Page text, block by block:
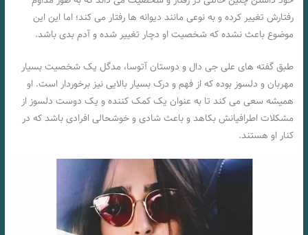
رفتارش تغییر کرده و به نوعی مانند دیوانه ها رفتار می کند؛ اما این این
موضوع باعث نشده که شخصیت او دچار تغییر شده و آدم بدی باشد.
طبق گفته های علی جی دال و دوستان آتوسا، مدگل یک شخصیت بسیار
مهربان و دلسوز بوده که از فهم و درک بسیار بالایی نیز برخوردار است. او
همیشه سعی می کند تا به عنوان یک کمک کننده و یک دوست دلسوز از
مشکلات اطرافیانش بکاهد و باعث شادی و خوشحالی افرادی باشد که در
کنار او هستند.